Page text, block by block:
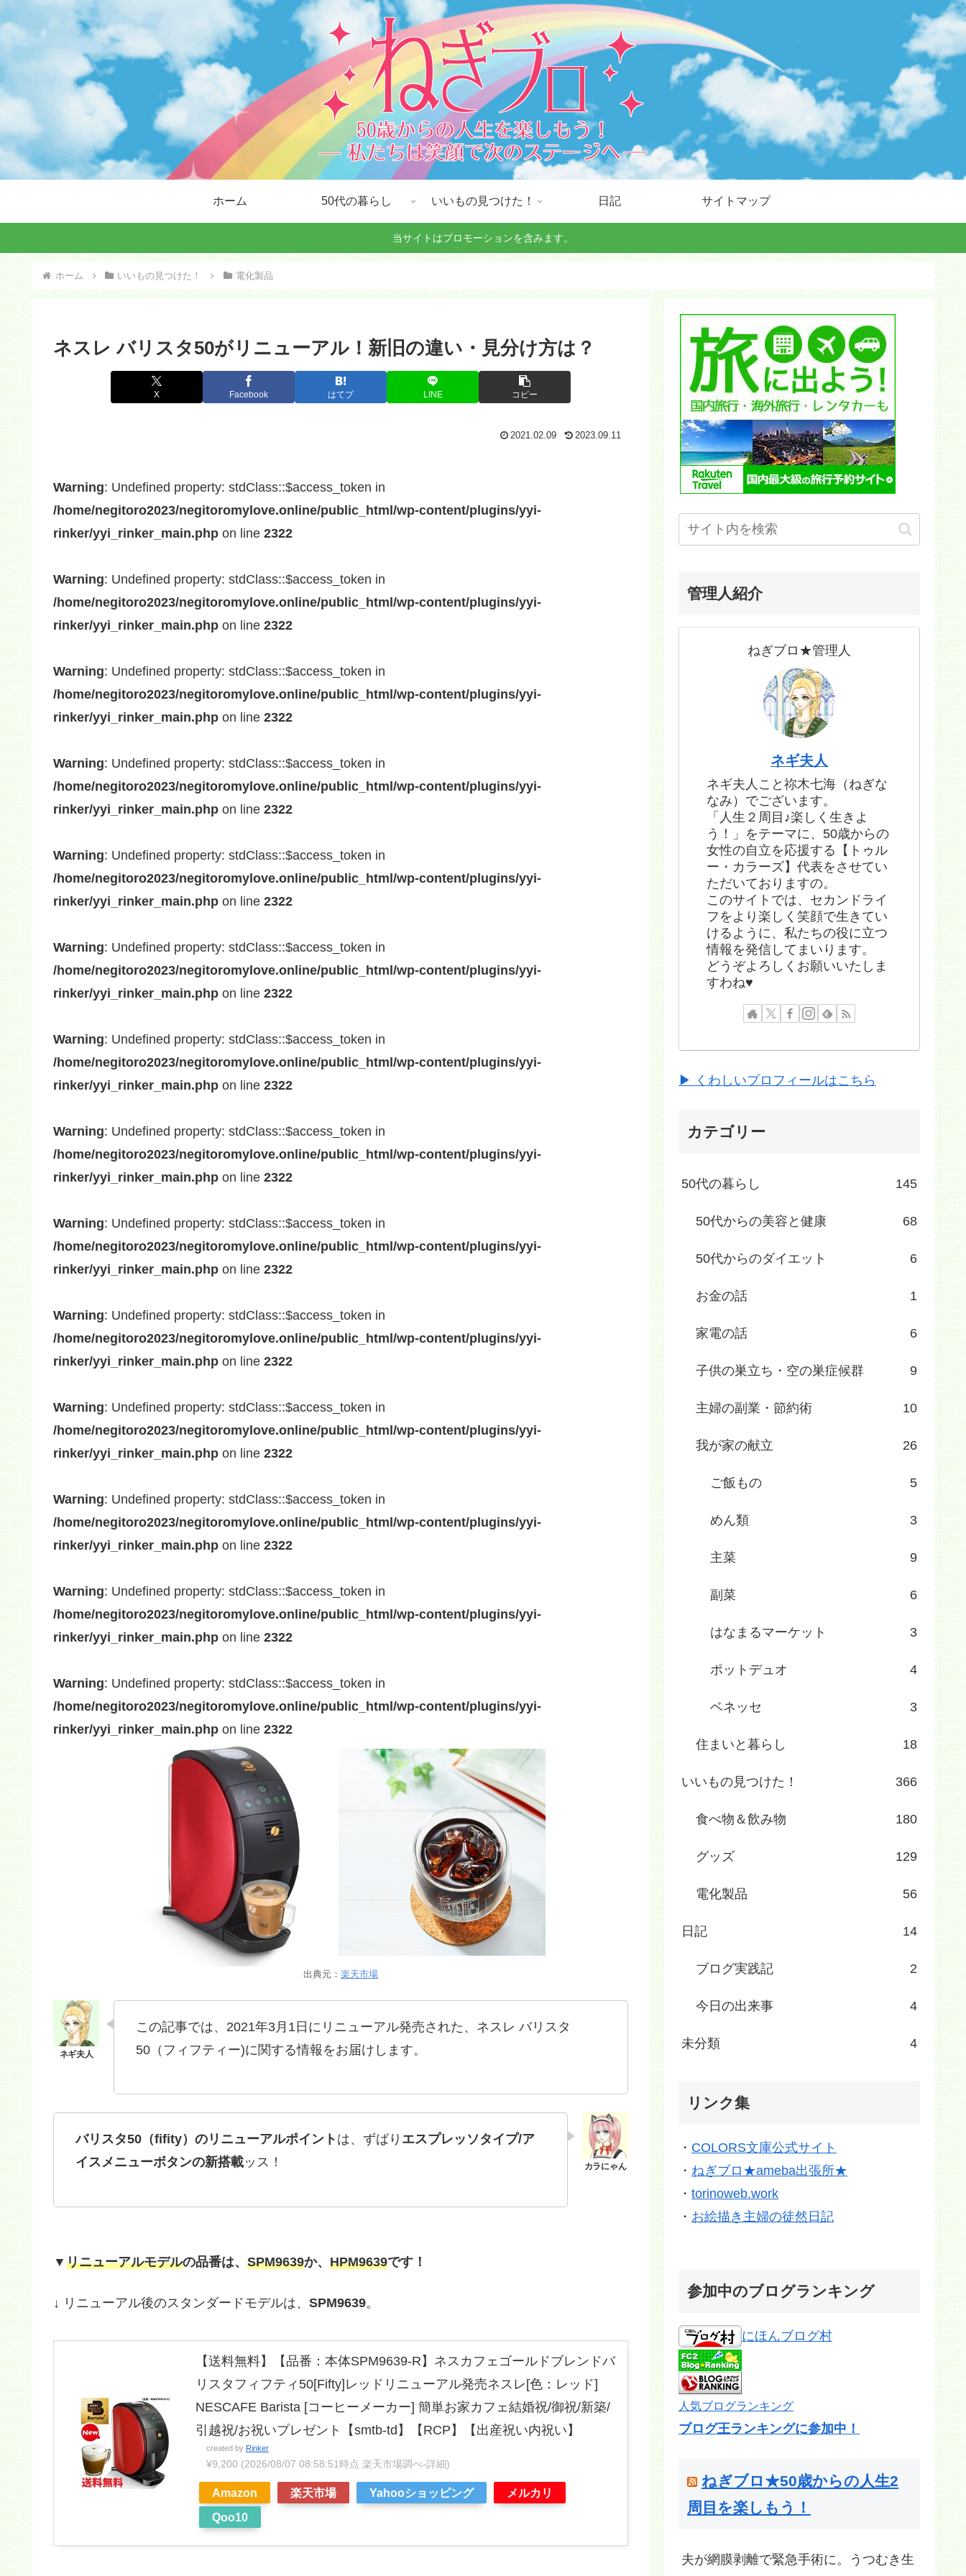
ホーム 50代の暮らし いいもの見つけた！ 日記 サイトマップ
当サイトはプロモーションを含みます。
ホーム いいもの見つけた！ 電化製品
ネスレ バリスタ50がリニューアル！新旧の違い・見分け方は？
X Facebook はてブ LINE コピー
2021.02.09 2023.09.11
Warning: Undefined property: stdClass::$access_token in
/home/negitoro2023/negitoromylove.online/public_html/wp-content/plugins/yyi-
rinker/yyi_rinker_main.php on line 2322
Warning: Undefined property: stdClass::$access_token in
/home/negitoro2023/negitoromylove.online/public_html/wp-content/plugins/yyi-
rinker/yyi_rinker_main.php on line 2322
Warning: Undefined property: stdClass::$access_token in
/home/negitoro2023/negitoromylove.online/public_html/wp-content/plugins/yyi-
rinker/yyi_rinker_main.php on line 2322
Warning: Undefined property: stdClass::$access_token in
/home/negitoro2023/negitoromylove.online/public_html/wp-content/plugins/yyi-
rinker/yyi_rinker_main.php on line 2322
Warning: Undefined property: stdClass::$access_token in
/home/negitoro2023/negitoromylove.online/public_html/wp-content/plugins/yyi-
rinker/yyi_rinker_main.php on line 2322
Warning: Undefined property: stdClass::$access_token in
/home/negitoro2023/negitoromylove.online/public_html/wp-content/plugins/yyi-
rinker/yyi_rinker_main.php on line 2322
Warning: Undefined property: stdClass::$access_token in
/home/negitoro2023/negitoromylove.online/public_html/wp-content/plugins/yyi-
rinker/yyi_rinker_main.php on line 2322
Warning: Undefined property: stdClass::$access_token in
/home/negitoro2023/negitoromylove.online/public_html/wp-content/plugins/yyi-
rinker/yyi_rinker_main.php on line 2322
Warning: Undefined property: stdClass::$access_token in
/home/negitoro2023/negitoromylove.online/public_html/wp-content/plugins/yyi-
rinker/yyi_rinker_main.php on line 2322
Warning: Undefined property: stdClass::$access_token in
/home/negitoro2023/negitoromylove.online/public_html/wp-content/plugins/yyi-
rinker/yyi_rinker_main.php on line 2322
Warning: Undefined property: stdClass::$access_token in
/home/negitoro2023/negitoromylove.online/public_html/wp-content/plugins/yyi-
rinker/yyi_rinker_main.php on line 2322
Warning: Undefined property: stdClass::$access_token in
/home/negitoro2023/negitoromylove.online/public_html/wp-content/plugins/yyi-
rinker/yyi_rinker_main.php on line 2322
Warning: Undefined property: stdClass::$access_token in
/home/negitoro2023/negitoromylove.online/public_html/wp-content/plugins/yyi-
rinker/yyi_rinker_main.php on line 2322
Warning: Undefined property: stdClass::$access_token in
/home/negitoro2023/negitoromylove.online/public_html/wp-content/plugins/yyi-
rinker/yyi_rinker_main.php on line 2322
出典元： 楽天市場
この記事では、2021年3月1日にリニューアル発売された、ネスレ バリスタ
50（フィフティー)に関する情報をお届けします。
バリスタ50（fifity）のリニューアルポイント は、ずばり エスプレッソタイプ/ア
イスメニューボタンの新搭載ッス！
▼ リニューアルモデルの品番は、 SPM9639か、 HPM9639です！
↓ リニューアル後のスタンダードモデルは、 SPM9639。
【送料無料】【品番：本体SPM9639-R】ネスカフェゴールドブレンドバ
リスタフィフティ50[Fifty]レッドリニューアル発売ネスレ[色：レッド]
NESCAFE Barista [コーヒーメーカー] 簡単お家カフェ結婚祝/御祝/新築/
引越祝/お祝いプレゼント【smtb-td】【RCP】【出産祝い内祝い】
created by Rinker
¥9,200 (2026/08/07 08:58:51時点 楽天市場調べ-詳細)
Amazon 楽天市場 Yahooショッピング
メルカリ
Qoo10
管理人紹介
ねぎブロ★管理人
ネギ夫人
ネギ夫人こと祢木七海（ねぎな
なみ）でございます。
「人生２周目♪楽しく生きよ
う！」をテーマに、50歳からの
女性の自立を応援する【トゥル
ー・カラーズ】代表をさせてい
ただいておりますの。
このサイトでは、セカンドライ
フをより楽しく笑顔で生きてい
けるように、私たちの役に立つ
情報を発信してまいります。
どうぞよろしくお願いいたしま
すわね♥
▶ くわしいプロフィールはこちら
カテゴリー
50代の暮らし 145
50代からの美容と健康 68
50代からのダイエット 6
お金の話 1
家電の話 6
子供の巣立ち・空の巣症候群 9
主婦の副業・節約術 10
我が家の献立 26
ご飯もの 5
めん類 3
主菜 9
副菜 6
はなまるマーケット 3
ポットデュオ 4
ベネッセ 3
住まいと暮らし 18
いいもの見つけた！ 366
食べ物＆飲み物 180
グッズ 129
電化製品 56
日記 14
ブログ実践記 2
今日の出来事 4
未分類 4
リンク集
・ COLORS文庫公式サイト
・ ねぎブロ★ameba出張所★
・ torinoweb.work
・ お絵描き主婦の徒然日記
参加中のブログランキング
にほんブログ村
人気ブログランキング
ブログ王ランキングに参加中！
ねぎブロ★50歳からの人生2
周目を楽しもう！
夫が網膜剥離で緊急手術に。うつむき生